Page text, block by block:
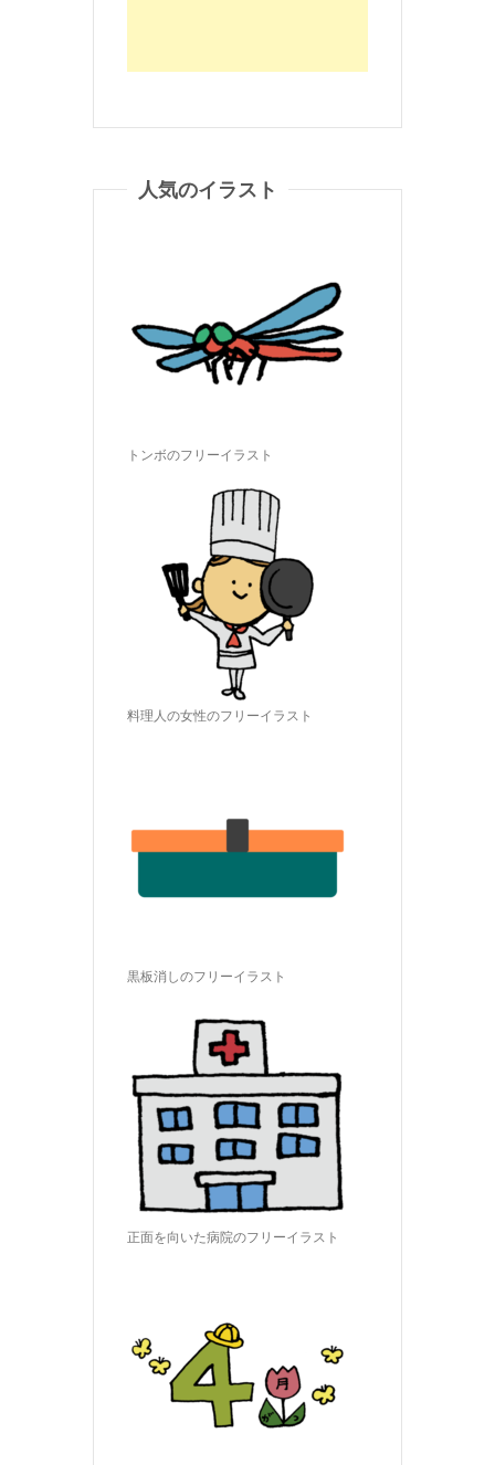
人気のイラスト
トンボのフリーイラスト
料理人の女性のフリーイラスト
黒板消しのフリーイラスト
正面を向いた病院のフリーイラスト